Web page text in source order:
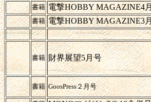
書籍 電撃HOBBY MAGAZINE4
書籍 電撃HOBBY MAGAZINE3
書籍 財界展望5月号
書籍 GoosPress２月号